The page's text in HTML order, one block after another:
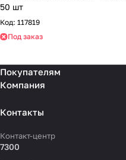
50 шт
Код: 117819
Под заказ
Покупателям
Компания
Контакты
Контакт-центр
7300